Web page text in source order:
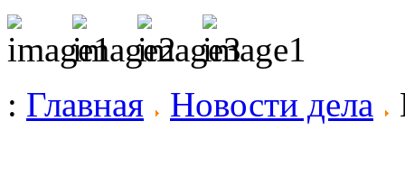
: Главная Новости дела